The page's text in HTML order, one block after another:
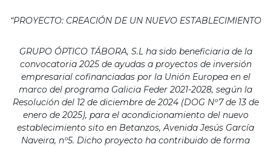
“PROYECTO: CREACIÓN DE UN NUEVO ESTABLECIMIENTO
GRUPO ÓPTICO TÁBORA, S.L ha sido beneficiaria de la
convocatoria 2025 de ayudas a proyectos de inversión
empresarial cofinanciadas por la Unión Europea en el
marco del programa Galicia Feder 2021-2028, según la
Resolución del 12 de diciembre de 2024 (DOG Nº7 de 13 de
enero de 2025), para el acondicionamiento del nuevo
establecimiento sito en Betanzos, Avenida Jesús García
Naveira, nº5. Dicho proyecto ha contribuido de forma